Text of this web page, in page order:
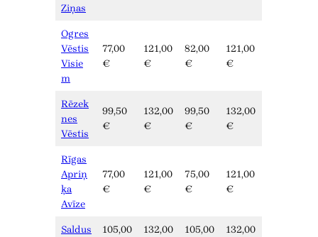
Ziņas
Ogres
Vēstis
Visie
m
77,00
€
121,00
€
82,00
€
121,00
€
Rēzek
nes
Vēstis
99,50
€
132,00
€
99,50
€
132,00
€
Rīgas
Apriņ
ķa
Avīze
77,00
€
121,00
€
75,00
€
121,00
€
Saldus
105,00
132,00
105,00
132,00